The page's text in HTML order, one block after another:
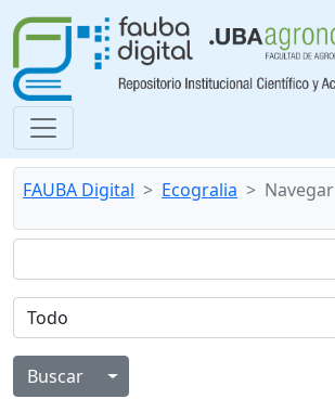
FAUBA Digital Ecogralia Navegar
Alternar menú desplegable